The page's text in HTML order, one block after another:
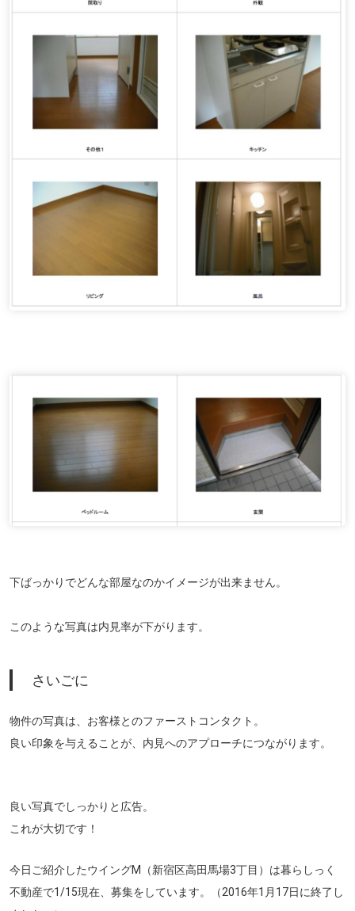
下ばっかりでどんな部屋なのかイメージが出来ません。
このような写真は内見率が下がります。
さいごに
物件の写真は、お客様とのファーストコンタクト。
良い印象を与えることが、内見へのアプローチにつながります。
良い写真でしっかりと広告。
これが大切です！
今日ご紹介したウイングM（新宿区高田馬場3丁目）は暮らしっく
不動産で1/15現在、募集をしています。（2016年1月17日に終了し